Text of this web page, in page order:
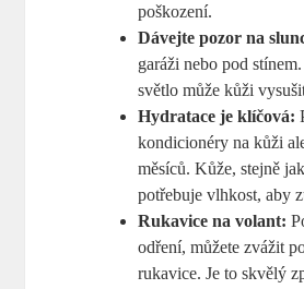
poškození.
Dávejte pozor na
garáži nebo pod
světlo může kůži
Hydratace je klíčová:
kondicionéry na kůži
měsíců. Kůže, stejně
potřebuje vlhkost, aby
Rukavice na volant:
odření, můžete zvážit
rukavice. Je to skvělý